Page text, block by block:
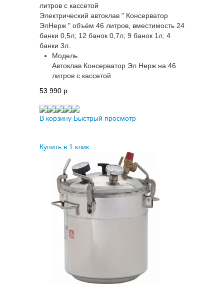
литров с кассетой
Электрический автоклав " Консерватор
ЭлНерж " объём 46 литров, вместимость 24
банки 0,5л; 12 банок 0,7л; 9 банок 1л; 4
банки 3л.
Модель
Автоклав Консерватор Эл Нерж на 46
литров с кассетой
53 990 p.
В корзину Быстрый просмотр
Купить в 1 клик